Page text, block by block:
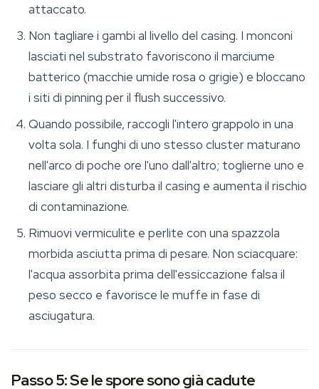
attaccato.
Non tagliare i gambi al livello del casing. I monconi
lasciati nel substrato favoriscono il marciume
batterico (macchie umide rosa o grigie) e bloccano
i siti di pinning per il flush successivo.
Quando possibile, raccogli l'intero grappolo in una
volta sola. I funghi di uno stesso cluster maturano
nell'arco di poche ore l'uno dall'altro; toglierne uno e
lasciare gli altri disturba il casing e aumenta il rischio
di contaminazione.
Rimuovi vermiculite e perlite con una spazzola
morbida asciutta prima di pesare. Non sciacquare:
l'acqua assorbita prima dell'essiccazione falsa il
peso secco e favorisce le muffe in fase di
asciugatura.
Passo 5: Se le spore sono già cadute